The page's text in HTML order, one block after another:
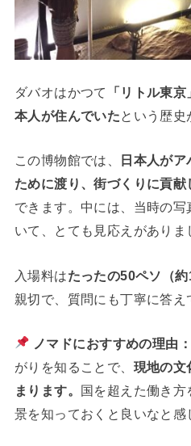
ダバオはかつて
「リトル東
本人が住んでいたという歴史
この博物館では、
日本人が
ために渡り、街づくりに貢献
できます。中には、当時の
いて、とても見応えがありま
入場料はたったの50ペソ（約
親切で、質問にも丁寧に答え
ノマドにおすすめの理由：
がりを知ることで、 現地の文
まります。 国を超えた働き
景を知っておくと良いなと感